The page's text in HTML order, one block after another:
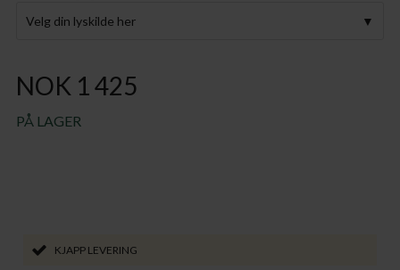
Velg din lyskilde her
NOK 1 425
PÅ LAGER
KJAPP LEVERING